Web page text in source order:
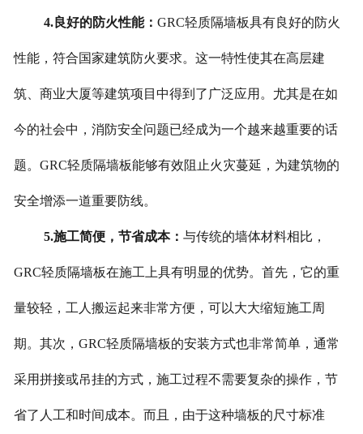
4.良好的防火性能： GRC轻质隔墙板具有良好的防火
性能，符合国家建筑防火要求。这一特性使其在高层建
筑、商业大厦等建筑项目中得到了广泛应用。尤其是在如
今的社会中，消防安全问题已经成为一个越来越重要的话
题。GRC轻质隔墙板能够有效阻止火灾蔓延，为建筑物的
安全增添一道重要防线。
5.施工简便，节省成本： 与传统的墙体材料相比，
GRC轻质隔墙板在施工上具有明显的优势。首先，它的重
量较轻，工人搬运起来非常方便，可以大大缩短施工周
期。其次，GRC轻质隔墙板的安装方式也非常简单，通常
采用拼接或吊挂的方式，施工过程不需要复杂的操作，节
省了人工和时间成本。而且，由于这种墙板的尺寸标准